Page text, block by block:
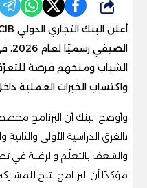
شارك
الشباب ومنحهم فرصة
واكتساب الخبرات العملية
وأوضح البنك أن البرنامج
بالفرق الدراسية الأولى
والشغف بالتعلّم والرغبة في
مؤكدًا أن البرنامج يتيح